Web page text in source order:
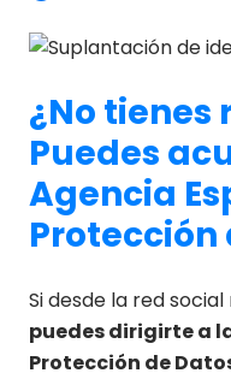
¿No tienes
Puedes
Agencia
Protección
Si desde la red
puedes dirigirte a
Protección de